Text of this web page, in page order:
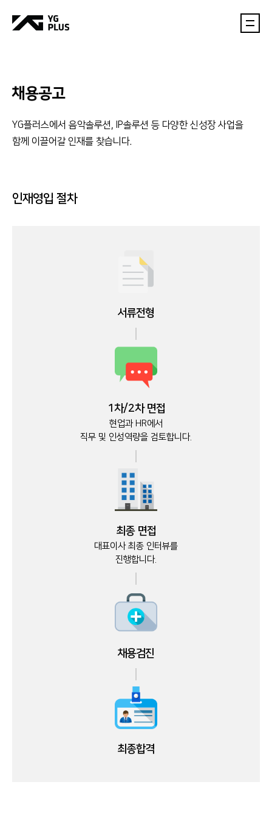
채용공고
YG플러스에서 음악솔루션, IP솔루션 등 다양한 신성장 사업을
함께 이끌어갈 인재를 찾습니다.
인재영입 절차
서류전형
1차/2차 면접
현업과 HR에서
직무 및 인성역량을 검토합니다.
최종 면접
대표이사 최종 인터뷰를
진행합니다.
채용검진
최종합격